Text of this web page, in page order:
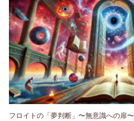
フロイトの「夢判断」〜無意識への扉〜